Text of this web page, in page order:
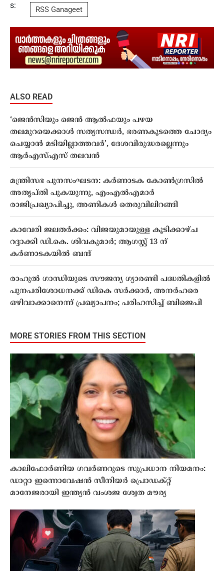
s:
RSS Ganageet
ALSO READ
‘ജെൻസിയും ജെൻ ആൽഫയും പഴയ
തലമുറയെക്കാൾ സത്യസന്ധർ, ഭരണകൂടത്തെ ചോദ്യം
ചെയ്യാൻ മടിയില്ലാത്തവർ’, ദേശവിരുദ്ധരല്ലെന്നും
ആർഎസ്എസ് തലവൻ
മന്ത്രിസഭ പുനസംഘടന: കർണാടക കോൺഗ്രസിൽ
അതൃപ്തി പുകയുന്നു, എംഎൽഎമാർ
രാജിപ്രഖ്യാപിച്ചു, അണികൾ തെരുവിലിറങ്ങി
കാവേരി ജലതർക്കം: വിജയുമായുള്ള കൂടിക്കാഴ്ച
റദ്ദാക്കി ഡി.കെ. ശിവകുമാർ; ആഗസ്റ്റ് 13 ന്
കർണാടകയിൽ ബന്ദ്
രാഹുൽ ഗാന്ധിയുടെ സൗജന്യ ഗ്യാരണ്ടി പദ്ധതികളിൽ
പുനപരിശോധനക്ക് ഡികെ സർക്കാർ, അനർഹരെ
ഒഴിവാക്കാനെന്ന് പ്രഖ്യാപനം; പരിഹസിച്ച് ബിജെപി
MORE STORIES FROM THIS SECTION
കാലിഫോർണിയ ഗവർണറുടെ സുപ്രധാന നിയമനം:
ഡാറ്റാ ഇന്നൊവേഷൻ സീനിയർ പ്രൊഡക്റ്റ്
മാനേജരായി ഇന്ത്യൻ വംശജ ശ്വേത മൗര്യ